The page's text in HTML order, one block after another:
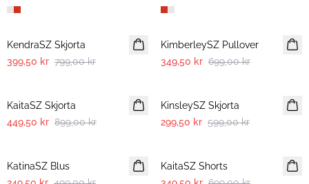
-50%
KendraSZ Skjorta
399,50 kr 799,00 kr
-50%
KimberleySZ Pullover
349,50 kr 699,00 kr
KaitaSZ Skjorta
449,50 kr 899,00 kr
KinsleySZ Skjorta
299,50 kr 599,00 kr
KatinaSZ Blus
KaitaSZ Shorts